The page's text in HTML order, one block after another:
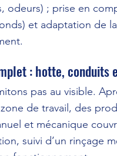
odeurs) ; prise en
et adaptation de
: hotte, conduits
pas au visible.
de travail, des
et mécanique
suivi d’un rinçage